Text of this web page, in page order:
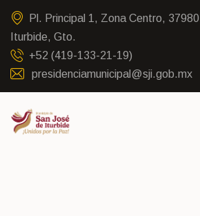
Pl. Principal 1, Zona Centro,
Iturbide, Gto.
+52 (419-133-21-19)
presidenciamunicipal@sji.gob.mx